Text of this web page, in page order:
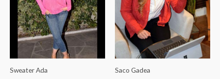
Sweater Ada Saco Gadea